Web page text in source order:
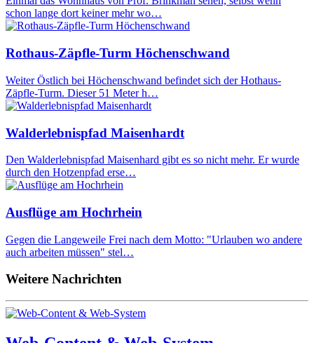
schon lange dort keiner mehr wo…
Rothaus-Zäpfle-Turm Höchenschwand
Weiter Östlich bei Höchenschwand befindet sich der Hothaus-
Zäpfle-Turm. Dieser 51 Meter h…
Walderlebnispfad Maisenhardt
Den Walderlebnispfad Maisenhard gibt es so nicht mehr. Er wurde
durch den Hotzenpfad erse…
Ausflüge am Hochrhein
Gegen die Langeweile Frei nach dem Motto: "Urlauben wo andere
auch arbeiten müssen" stel…
Weitere Nachrichten